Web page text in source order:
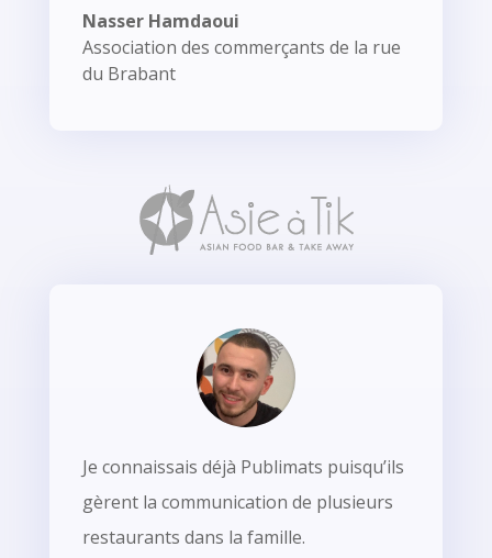
Nasser Hamdaoui
Association des commerçants de la rue
du Brabant
Je connaissais déjà Publimats puisqu’ils
gèrent la communication de plusieurs
restaurants dans la famille.